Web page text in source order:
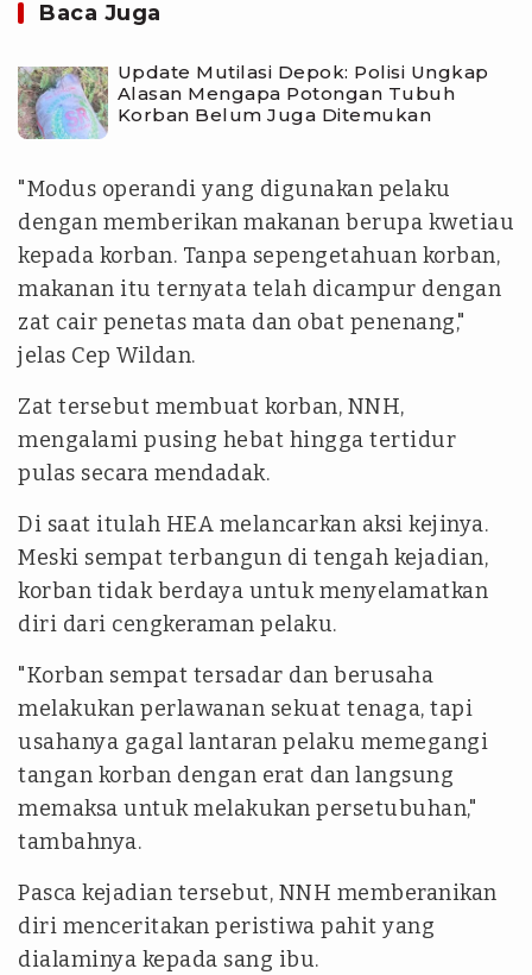
Baca Juga
Update Mutilasi Depok: Polisi Ungkap
Alasan Mengapa Potongan Tubuh
Korban Belum Juga Ditemukan
"Modus operandi yang digunakan pelaku
dengan memberikan makanan berupa kwetiau
kepada korban. Tanpa sepengetahuan korban,
makanan itu ternyata telah dicampur dengan
zat cair penetas mata dan obat penenang,"
jelas Cep Wildan.
Zat tersebut membuat korban, NNH,
mengalami pusing hebat hingga tertidur
pulas secara mendadak.
Di saat itulah HEA melancarkan aksi kejinya.
Meski sempat terbangun di tengah kejadian,
korban tidak berdaya untuk menyelamatkan
diri dari cengkeraman pelaku.
"Korban sempat tersadar dan berusaha
melakukan perlawanan sekuat tenaga, tapi
usahanya gagal lantaran pelaku memegangi
tangan korban dengan erat dan langsung
memaksa untuk melakukan persetubuhan,"
tambahnya.
Pasca kejadian tersebut, NNH memberanikan
diri menceritakan peristiwa pahit yang
dialaminya kepada sang ibu.